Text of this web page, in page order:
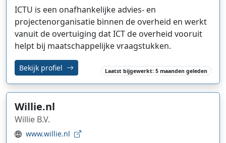
ICTU is een onafhankelijke advies- en
projectenorganisatie binnen de overheid en werkt
vanuit de overtuiging dat ICT de overheid vooruit
helpt bij maatschappelijke vraagstukken.
Bekijk profiel Laatst bijgewerkt: 5 maanden geleden
Willie.nl
Willie B.V.
www.willie.nl